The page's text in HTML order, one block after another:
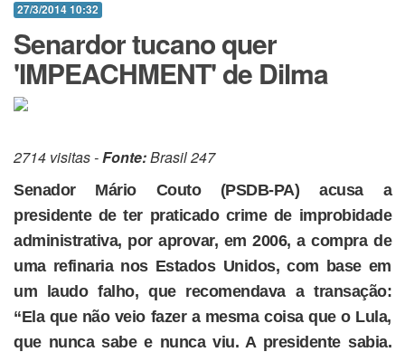
27/3/2014 10:32
Senardor tucano quer
'IMPEACHMENT' de Dilma
2714 visitas -Fonte:Brasil 247
Senador Mário Couto (PSDB-PA) acusa a
presidente de ter praticado crime de improbidade
administrativa, por aprovar, em 2006, a compra de
uma refinaria nos Estados Unidos, com base em
um laudo falho, que recomendava a transação:
“Ela que não veio fazer a mesma coisa que o Lula,
que nunca sabe e nunca viu. A presidente sabia.